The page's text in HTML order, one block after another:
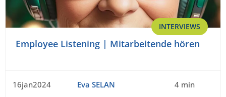
INTERVIEWS
Employee Listening | Mitarbeitende hören
16jan2024 Eva SELAN 4 min